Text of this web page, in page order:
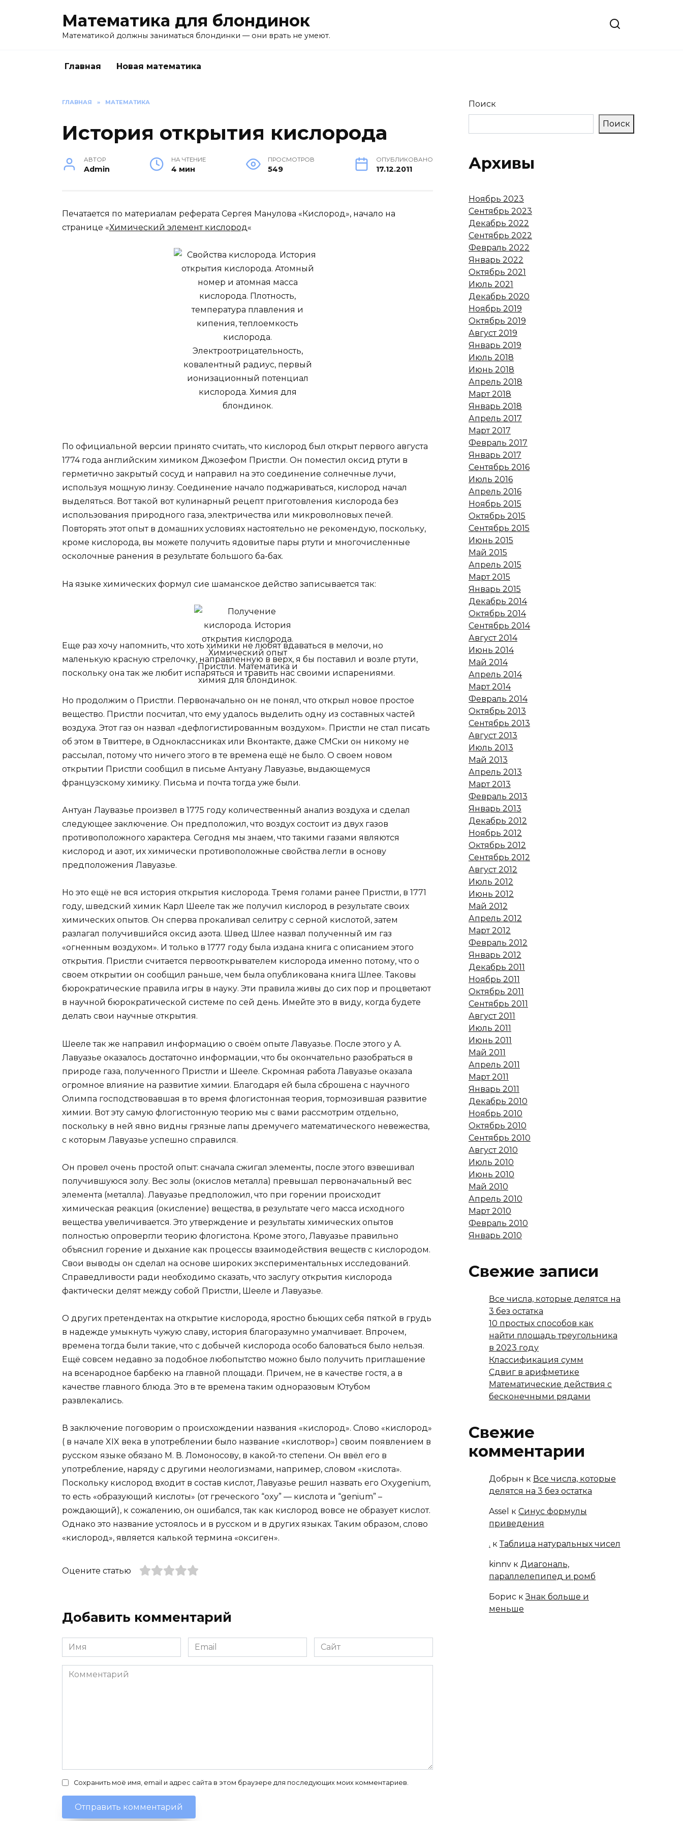
Математика для блондинок
Математикой должны заниматься блондинки — они врать не умеют.
Главная Новая математика
ГЛАВНАЯ » МАТЕМАТИКА
История открытия кислорода
АВТОР
Admin
НА ЧТЕНИЕ
4 мин
ПРОСМОТРОВ
549
ОПУБЛИКОВАНО
17.12.2011
Печатается по материалам реферата Сергея Манулова «Кислород», начало на
странице «Химический элемент кислород«
По официальной версии принято считать, что кислород был открыт первого августа
1774 года английским химиком Джозефом Пристли. Он поместил оксид ртути в
герметично закрытый сосуд и направил на это соединение солнечные лучи,
используя мощную линзу. Соединение начало поджариваться, кислород начал
выделяться. Вот такой вот кулинарный рецепт приготовления кислорода без
использования природного газа, электричества или микроволновых печей.
Повторять этот опыт в домашних условиях настоятельно не рекомендую, поскольку,
кроме кислорода, вы можете получить ядовитые пары ртути и многочисленные
осколочные ранения в результате большого ба-бах.
На языке химических формул сие шаманское действо записывается так:
Еще раз хочу напомнить, что хоть химики не любят вдаваться в мелочи, но
маленькую красную стрелочку, направленную в верх, я бы поставил и возле ртути,
поскольку она так же любит испаряться и травить нас своими испарениями.
Но продолжим о Пристли. Первоначально он не понял, что открыл новое простое
вещество. Пристли посчитал, что ему удалось выделить одну из составных частей
воздуха. Этот газ он назвал «дефлогистированным воздухом». Пристли не стал писать
об этом в Твиттере, в Одноклассниках или Вконтакте, даже СМСки он никому не
рассылал, потому что ничего этого в те времена ещё не было. О своем новом
открытии Пристли сообщил в письме Антуану Лавуазье, выдающемуся
французскому химику. Письма и почта тогда уже были.
Антуан Лаувазье произвел в 1775 году количественный анализ воздуха и сделал
следующее заключение. Он предположил, что воздух состоит из двух газов
противоположного характера. Сегодня мы знаем, что такими газами являются
кислород и азот, их химически противоположные свойства легли в основу
предположения Лавуазье.
Но это ещё не вся история открытия кислорода. Тремя голами ранее Пристли, в 1771
году, шведский химик Карл Шееле так же получил кислород в результате своих
химических опытов. Он сперва прокаливал селитру с серной кислотой, затем
разлагал получившийся оксид азота. Швед Шлее назвал полученный им газ
«огненным воздухом». И только в 1777 году была издана книга с описанием этого
открытия. Пристли считается первооткрывателем кислорода именно потому, что о
своем открытии он сообщил раньше, чем была опубликована книга Шлее. Таковы
бюрократические правила игры в науку. Эти правила живы до сих пор и процветают
в научной бюрократической системе по сей день. Имейте это в виду, когда будете
делать свои научные открытия.
Шееле так же направил информацию о своём опыте Лавуазье. После этого у А.
Лавуазье оказалось достаточно информации, что бы окончательно разобраться в
природе газа, полученного Пристли и Шееле. Скромная работа Лавуазье оказала
огромное влияние на развитие химии. Благодаря ей была сброшена с научного
Олимпа господствовавшая в то время флогистонная теория, тормозившая развитие
химии. Вот эту самую флогистонную теорию мы с вами рассмотрим отдельно,
поскольку в ней явно видны грязные лапы дремучего математического невежества,
с которым Лавуазье успешно справился.
Он провел очень простой опыт: сначала сжигал элементы, после этого взвешивал
получившуюся золу. Вес золы (окислов металла) превышал первоначальный вес
элемента (металла). Лавуазье предположил, что при горении происходит
химическая реакция (окисление) вещества, в результате чего масса исходного
вещества увеличивается. Это утверждение и результаты химических опытов
полностью опровергли теорию флогистона. Кроме этого, Лавуазье правильно
объяснил горение и дыхание как процессы взаимодействия веществ с кислородом.
Свои выводы он сделал на основе широких экспериментальных исследований.
Справедливости ради необходимо сказать, что заслугу открытия кислорода
фактически делят между собой Пристли, Шееле и Лавуазье.
О других претендентах на открытие кислорода, яростно бьющих себя пяткой в грудь
в надежде умыкнуть чужую славу, история благоразумно умалчивает. Впрочем,
времена тогда были такие, что с добычей кислорода особо баловаться было нельзя.
Ещё совсем недавно за подобное любопытство можно было получить приглашение
на всенародное барбекю на главной площади. Причем, не в качестве гостя, а в
качестве главного блюда. Это в те времена таким одноразовым Ютубом
развлекались.
В заключение поговорим о происхождении названия «кислород». Слово «кислород»
( в начале XIX века в употреблении было название «кислотвор») своим появлением в
русском языке обязано М. В. Ломоносову, в какой-то степени. Он ввёл его в
употребление, наряду с другими неологизмами, например, словом «кислота».
Поскольку кислород входит в состав кислот, Лавуазье решил назвать его Oxygenium,
то есть «образующий кислоты» (от греческого “oxy” — кислота и “genium” –
рождающий), к сожалению, он ошибался, так как кислород вовсе не образует кислот.
Однако это название устоялось и в русском и в других языках. Таким образом, слово
«кислород», является калькой термина «оксиген».
Оцените статью
Добавить комментарий
Имя
*
Email
*
Сайт
Комментарий
Сохранить моё имя, email и адрес сайта в этом браузере для последующих моих комментариев.
Поиск
Поиск
Архивы
Ноябрь 2023
Сентябрь 2023
Декабрь 2022
Сентябрь 2022
Февраль 2022
Январь 2022
Октябрь 2021
Июль 2021
Декабрь 2020
Ноябрь 2019
Октябрь 2019
Август 2019
Январь 2019
Июль 2018
Июнь 2018
Апрель 2018
Март 2018
Январь 2018
Апрель 2017
Март 2017
Февраль 2017
Январь 2017
Сентябрь 2016
Июль 2016
Апрель 2016
Ноябрь 2015
Октябрь 2015
Сентябрь 2015
Июнь 2015
Май 2015
Апрель 2015
Март 2015
Январь 2015
Декабрь 2014
Октябрь 2014
Сентябрь 2014
Август 2014
Июнь 2014
Май 2014
Апрель 2014
Март 2014
Февраль 2014
Октябрь 2013
Сентябрь 2013
Август 2013
Июль 2013
Май 2013
Апрель 2013
Март 2013
Февраль 2013
Январь 2013
Декабрь 2012
Ноябрь 2012
Октябрь 2012
Сентябрь 2012
Август 2012
Июль 2012
Июнь 2012
Май 2012
Апрель 2012
Март 2012
Февраль 2012
Январь 2012
Декабрь 2011
Ноябрь 2011
Октябрь 2011
Сентябрь 2011
Август 2011
Июль 2011
Июнь 2011
Май 2011
Апрель 2011
Март 2011
Январь 2011
Декабрь 2010
Ноябрь 2010
Октябрь 2010
Сентябрь 2010
Август 2010
Июль 2010
Июнь 2010
Май 2010
Апрель 2010
Март 2010
Февраль 2010
Январь 2010
Свежие записи
Все числа, которые делятся на
3 без остатка
10 простых способов как
найти площадь треугольника
в 2023 году
Классификация сумм
Сдвиг в арифметике
Математические действия с
бесконечными рядами
Свежие
комментарии
Добрын к Все числа, которые
делятся на 3 без остатка
Assel к Синус формулы
приведения
. кТаблица натуральных чисел
kinnv к Диагональ,
параллелепипед и ромб
Борис кЗнак больше и
меньше